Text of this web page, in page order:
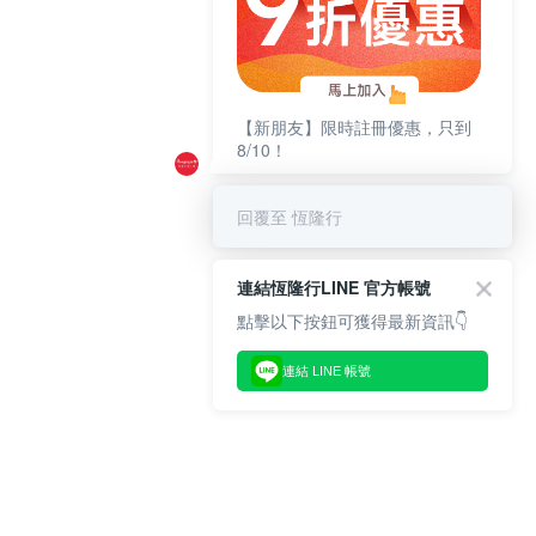
【新朋友】限時註冊優惠，只到
8/10！
回覆至 恆隆行
連結恆隆行LINE 官方帳號
點擊以下按鈕可獲得最新資訊👇
連結 LINE 帳號